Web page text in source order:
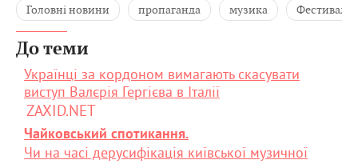
Головні новини пропаганда музика Фестивалі
До теми
Українці за кордоном вимагають скасувати
виступ Валєрія Гергієва в Італії
ZAXID.NET
Чайковський спотикання.
Чи на часі дерусифікація київської музичної